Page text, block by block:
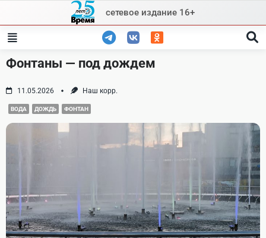
content
сетевое издание 16+
Фонтаны — под дождем
11.05.2026 Наш корр.
ВОДА ДОЖДЬ ФОНТАН